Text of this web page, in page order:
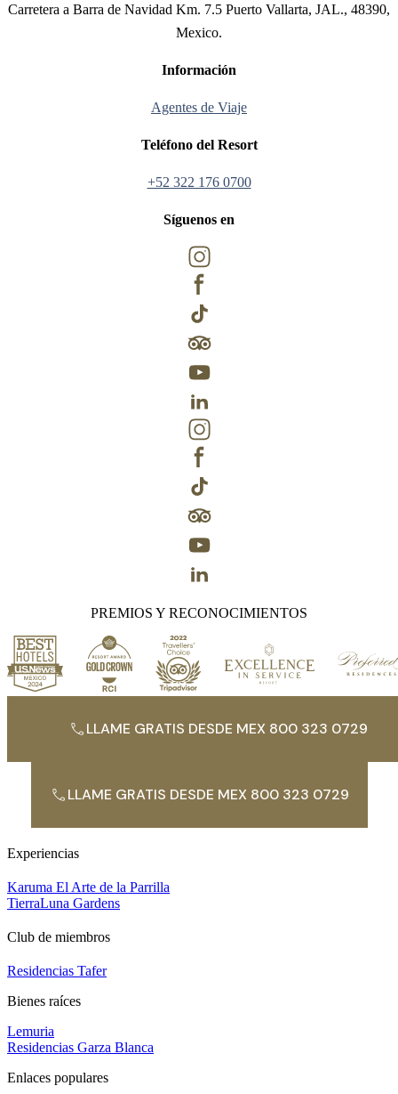
Carretera a Barra de Navidad Km. 7.5 Puerto Vallarta, JAL., 48390,
Mexico.
Información
Agentes de Viaje
Teléfono del Resort
+52 322 176 0700
Síguenos en
PREMIOS Y RECONOCIMIENTOS
LLAME GRATIS DESDE MEX 800 323 0729
LLAME GRATIS DESDE MEX 800 323 0729
Experiencias
Karuma El Arte de la Parrilla
TierraLuna Gardens
Club de miembros
Residencias Tafer
Bienes raíces
Lemuria
Residencias Garza Blanca
Enlaces populares